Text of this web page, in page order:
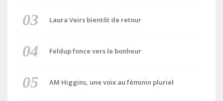
Laura Veirs bientôt de retour
Feldup fonce vers le bonheur
AM Higgins, une voix au féminin pluriel